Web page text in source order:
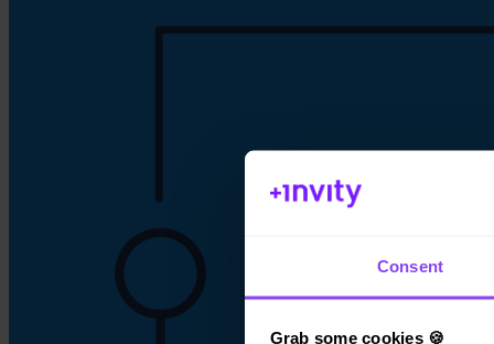
Consent
Grab some cookies 🍪